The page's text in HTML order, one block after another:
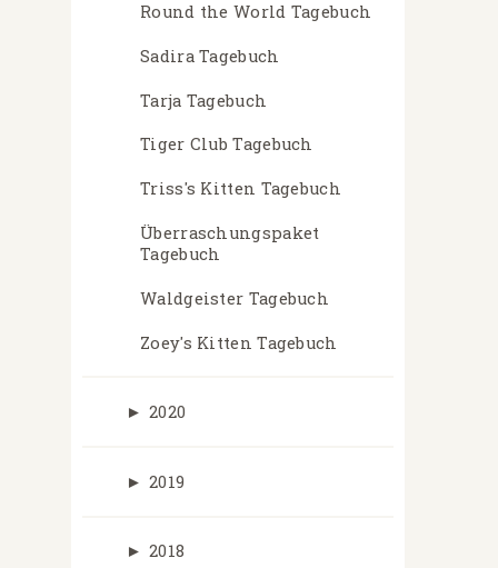
Round the World Tagebuch
Sadira Tagebuch
Tarja Tagebuch
Tiger Club Tagebuch
Triss's Kitten Tagebuch
Überraschungspaket
Tagebuch
Waldgeister Tagebuch
Zoey's Kitten Tagebuch
► 2020
► 2019
► 2018